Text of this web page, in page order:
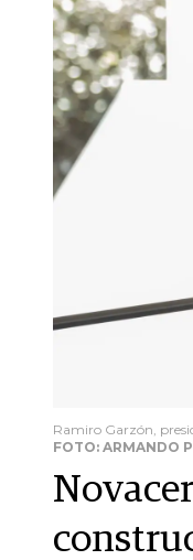
Ramiro Garzón,
FOTO: ARMANDO